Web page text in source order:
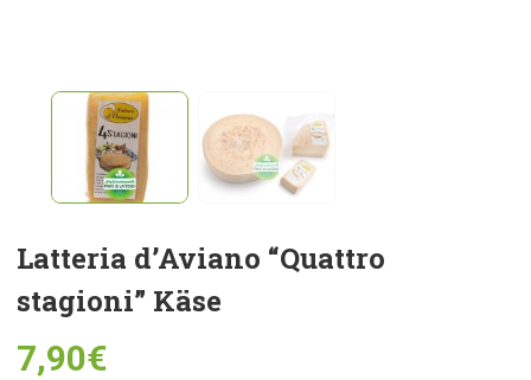
Latteria d’Aviano “Quattro
stagioni” Käse
7,90€